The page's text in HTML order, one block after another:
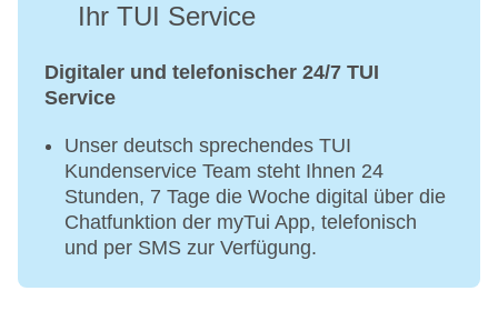
Ihr TUI Service
Digitaler und telefonischer 24/7 TUI
Service
Unser deutsch sprechendes TUI
Kundenservice Team steht Ihnen 24
Stunden, 7 Tage die Woche digital über die
Chatfunktion der myTui App, telefonisch
und per SMS zur Verfügung.